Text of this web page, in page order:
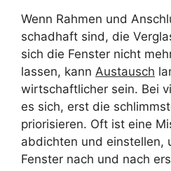
Wenn Rahmen und
schadhaft sind, die
sich die Fenster nicht
lassen, kann Austausch
wirtschaftlicher sein. Bei
es sich, erst die
priorisieren. Oft ist eine
abdichten und einstellen,
Fenster nach und nach